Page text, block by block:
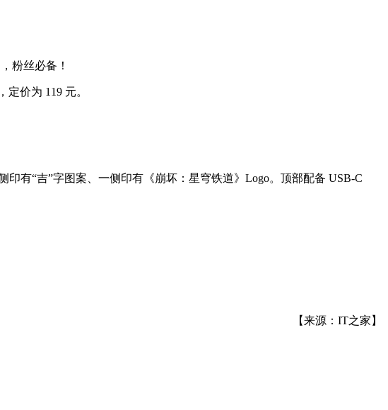
粉丝必备！
价为 119 元。
有“吉”字图案、一侧印有《崩坏：星穹铁道》Logo。顶部配备 USB-C
【来源：IT之家】